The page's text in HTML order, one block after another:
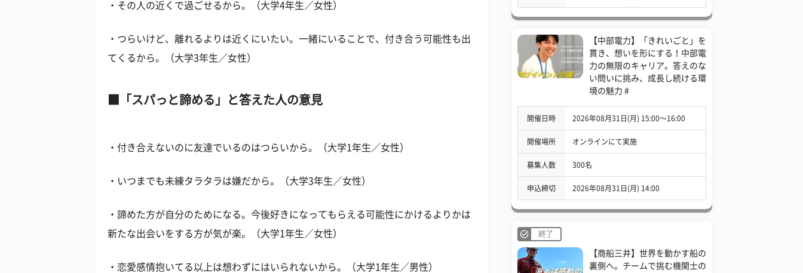
・その人の近くで過ごせるから。（大学4年生／女性）
・つらいけど、離れるよりは近くにいたい。一緒にいることで、付き合う可能性も出
てくるから。（大学3年生／女性）
「スパっと諦める」と答えた人の意見
・付き合えないのに友達でいるのはつらいから。（大学1年生／女性）
・いつまでも未練タラタラは嫌だから。（大学3年生／女性）
・諦めた方が自分のためになる。今後好きになってもらえる可能性にかけるよりかは
新たな出会いをする方が気が楽。（大学1年生／女性）
・恋愛感情抱いてる以上は想わずにはいられないから。（大学1年生／男性）
【中部電力】「きれいごと」を
貫き、想いを形にする！中部電
力の無限のキャリア。答えのな
い問いに挑み、成長し続ける環
境の魅力 #
開催日時 2026年08月31日(月) 15:00〜16:00
開催場所 オンラインにて実施
募集人数 300名
申込締切 2026年08月31日(月) 14:00
終了
【商船三井】世界を動かす船の
裏側へ。チームで挑む機関士の